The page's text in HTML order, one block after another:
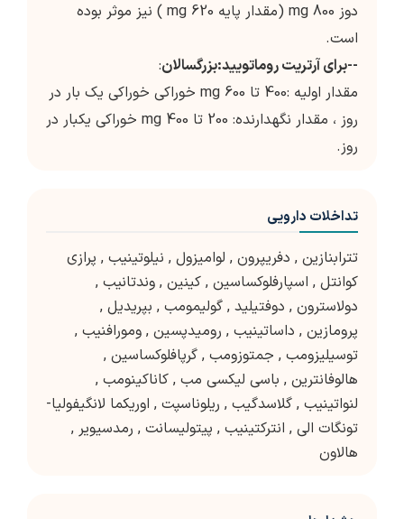
دوز 800 mg (مقدار پایه 620 mg ) نیز موثر بوده
است.
--برای آرتریت روماتویید:بزرگسالان:
مقدار اولیه :400 تا 600 mg خوراکی خوراکی یک بار در
روز ، مقدار نگهدارنده: 200 تا 400 mg خوراکی یکبار در
روز.
تداخلات دارویی
تترابنازین , دفریپرون , لوامیزول , نیلوتینیب , پرازی
کوانتل , اسپارفلوکساسین , کینین , وندتانیب ,
دولاسترون , دوفتیلید , گولیمومب , بپریدیل ,
پرومازین , داساتینیب , رومیدپسین , ومورافنیب ,
توسیلیزومب , جمتوزومب , گرپافلوکساسین ,
هالوفانترین , باسی لیکسی مب , کاناکینومب ,
لنواتینیب , گلاسدگیب , ریلوناسپت , اوریکما لانگیفولیا-
تونگات الی , انترکتینیب , پیتولیسانت , رمدسیویر ,
هالاون